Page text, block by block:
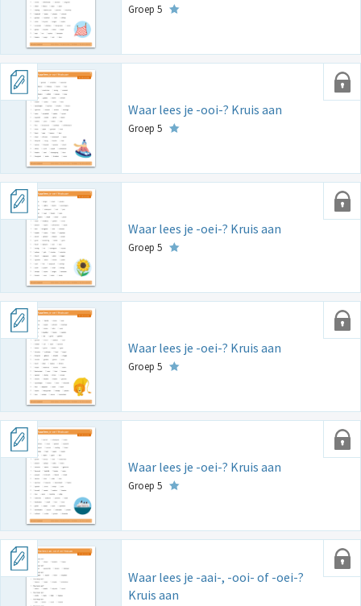
Groep 5
Waar lees je -ooi-? Kruis aan
Groep 5
Waar lees je -oei-? Kruis aan
Groep 5
Waar lees je -oei-? Kruis aan
Groep 5
Waar lees je -oei-? Kruis aan
Groep 5
Waar lees je -aai-, -ooi- of -oei-?
Kruis aan